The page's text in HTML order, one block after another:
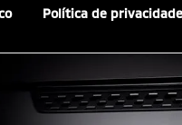
Política de privacidade